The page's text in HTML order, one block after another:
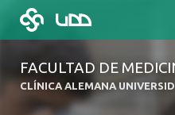
FACULTAD DE
CLÍNICA ALEMANA